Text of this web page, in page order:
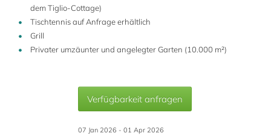
dem Tiglio-Cottage)
Tischtennis auf Anfrage erhältlich
Grill
Privater umzäunter und angelegter Garten (10.000 m²)
Verfügbarkeit anfragen
07 Jan 2026 - 01 Apr 2026